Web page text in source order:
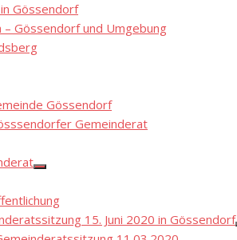
Gössendorf
Gössendorf und Umgebung
Gössendorf
Gemeinderat
Show
menu
15. Juni 2020 in Gössendorf